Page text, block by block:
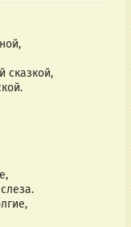
сказкой,